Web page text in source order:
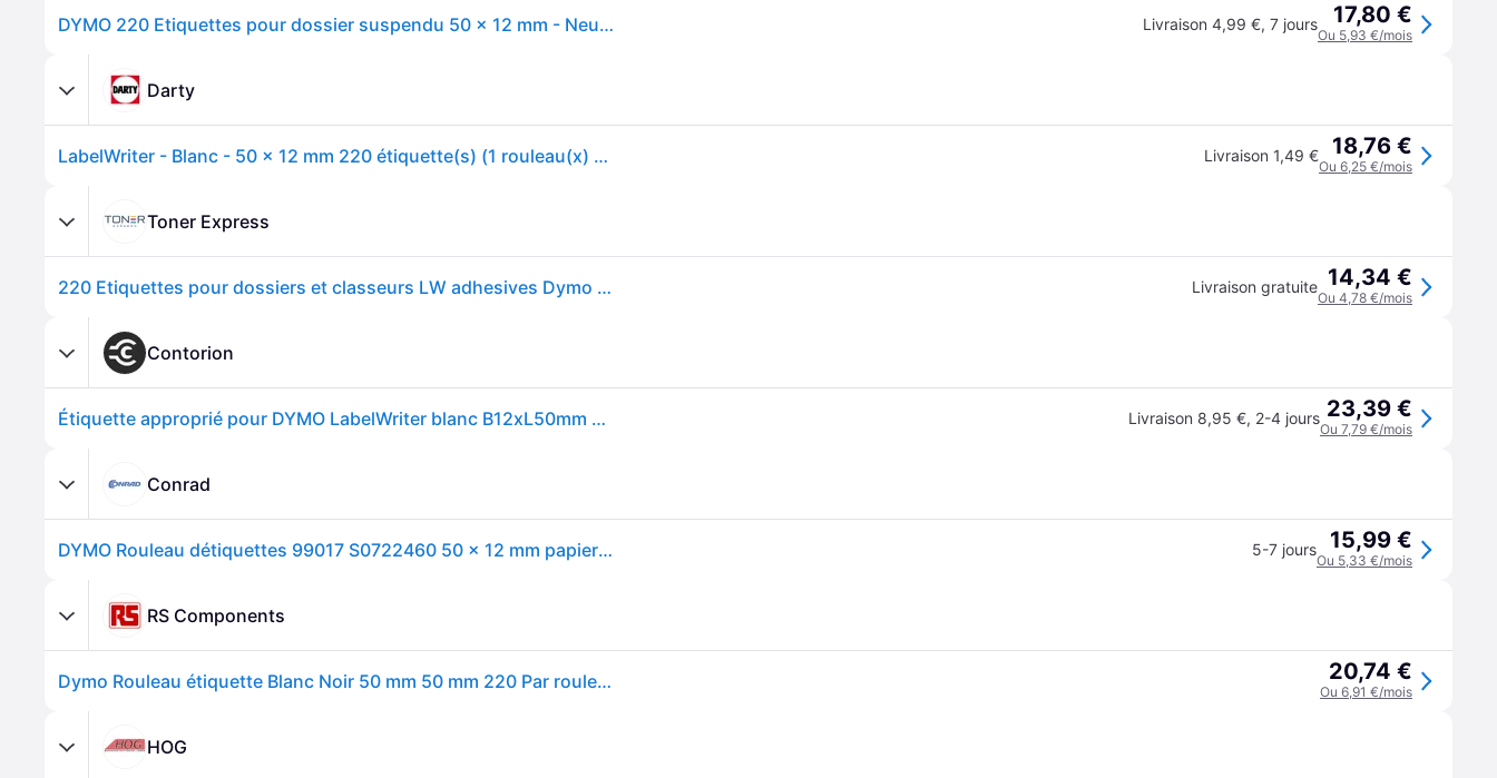
DYMO 220 Etiquettes pour dossier suspendu 50 x 12 mm - Neuf - Noir Livraison 4,99 €, 7 jours 17,80 €
Ou 5,93 €/mois
Darty
LabelWriter - Blanc - 50 x 12 mm 220 étiquette(s) (1 rouleau(x) x 220 étiquettes pour dossiers suspendus - pour DYMO LabelWriter 310, 315, 320, 330, Livraison 1,49 € 18,76 €
Ou 6,25 €/mois
Toner Express
220 Etiquettes pour dossiers et classeurs LW adhesives Dymo 50mm x 12 mm (99017) Livraison gratuite 14,34 €
Ou 4,78 €/mois
Contorion
Étiquette approprié pour DYMO LabelWriter blanc B12xL50mm 220pcs/roul. DYMO - Blanc Livraison 8,95 €, 2-4 jours 23,39 €
Ou 7,79 €/mois
Conrad
DYMO Rouleau détiquettes 99017 S0722460 50 x 12 mm papier blanc 220 pc(s) fixation permanente Etiquette pour dossiers suspendus 5-7 jours 15,99 €
Ou 5,33 €/mois
RS Components
Dymo Rouleau étiquette Blanc Noir 50 mm 50 mm 220 Par rouleau 20,74 €
Ou 6,91 €/mois
HOG